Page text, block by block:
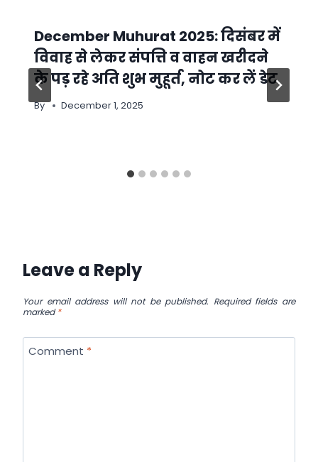
December Muhurat 2025: दिसंबर में
विवाह से लेकर संपत्ति व वाहन खरीदने
के पड़ रहे अति शुभ मुहूर्त, नोट कर लें डेट
By December 1, 2025
Leave a Reply
Your email address will not be published. Required fields are
marked*
Comment *